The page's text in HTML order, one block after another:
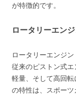
が特徴的です。
ロータリーエン
ロータリーエンジ
従来のピストン式
軽量、そして高回
の特性は、スポー